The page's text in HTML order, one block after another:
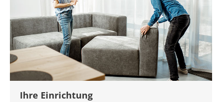
Ihre Einrichtung